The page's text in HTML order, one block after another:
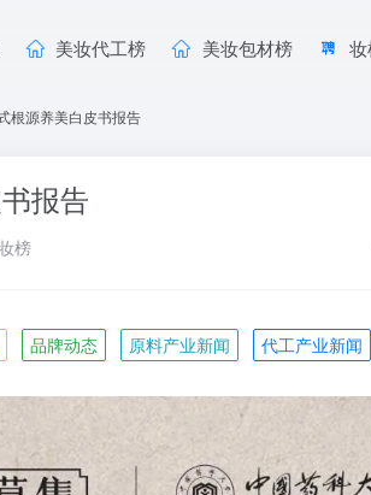
美妆代工榜 美妆包材榜
根源养美白皮书报告
报告
榜
品牌动态 原料产业新闻 代工产业新闻